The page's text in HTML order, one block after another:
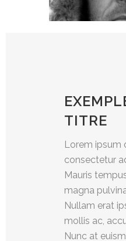
TITRE
Lorem ipsum
consectetur
Mauris
magna
Nullam erat
mollis ac,
Nunc at